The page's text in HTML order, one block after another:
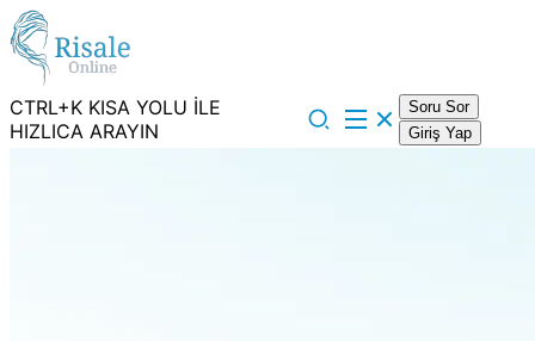
CTRL+K KISA YOLU İLE
HIZLICA ARAYIN
Soru Sor
Giriş Yap